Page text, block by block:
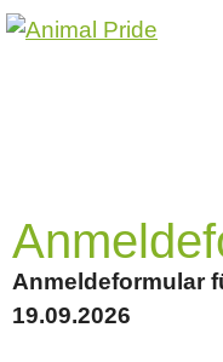
Anmeldeformular
19.09.2026